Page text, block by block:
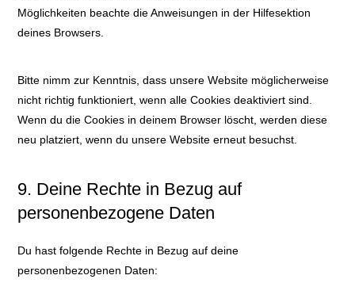
Möglichkeiten beachte die Anweisungen in der Hilfesektion
deines Browsers.
Bitte nimm zur Kenntnis, dass unsere Website möglicherweise
nicht richtig funktioniert, wenn alle Cookies deaktiviert sind.
Wenn du die Cookies in deinem Browser löscht, werden diese
neu platziert, wenn du unsere Website erneut besuchst.
9. Deine Rechte in Bezug auf
personenbezogene Daten
Du hast folgende Rechte in Bezug auf deine
personenbezogenen Daten: